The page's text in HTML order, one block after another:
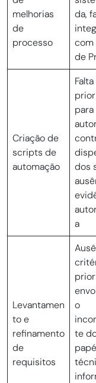
melhorias
de
processo
da,
com
de
Criação de
scripts de
automação
para
dos
a
Levantamen
to e
refinamento
de
requisitos
o
te